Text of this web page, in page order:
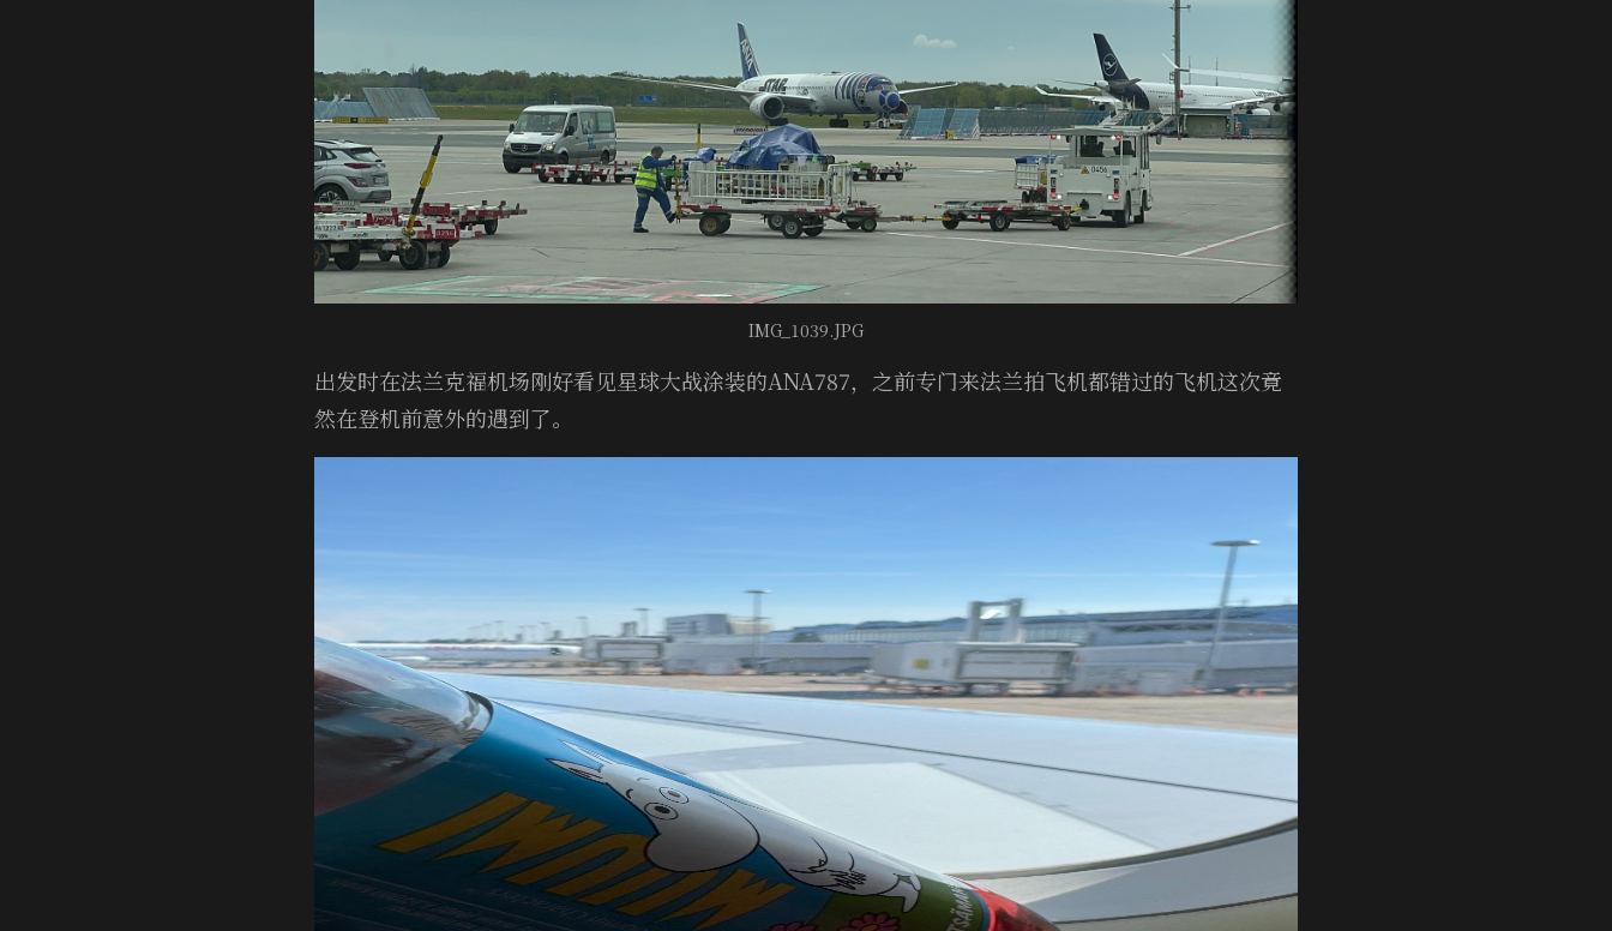
IMG_1039.JPG
出发时在法兰克福机场刚好看见星球大战涂装的ANA787，之前专门来法兰拍飞机都错过的飞机这次竟
然在登机前意外的遇到了。